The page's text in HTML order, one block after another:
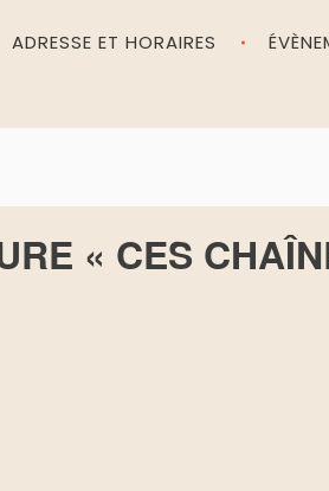
ADRESSE ET HORAIRES
« CES